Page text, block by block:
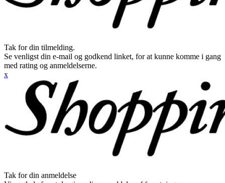
Tak for din tilmelding.
Se venligst din e-mail og godkend linket, for at kunne komme i gang
med rating og anmeldelserne.
x
Tak for din anmeldelse